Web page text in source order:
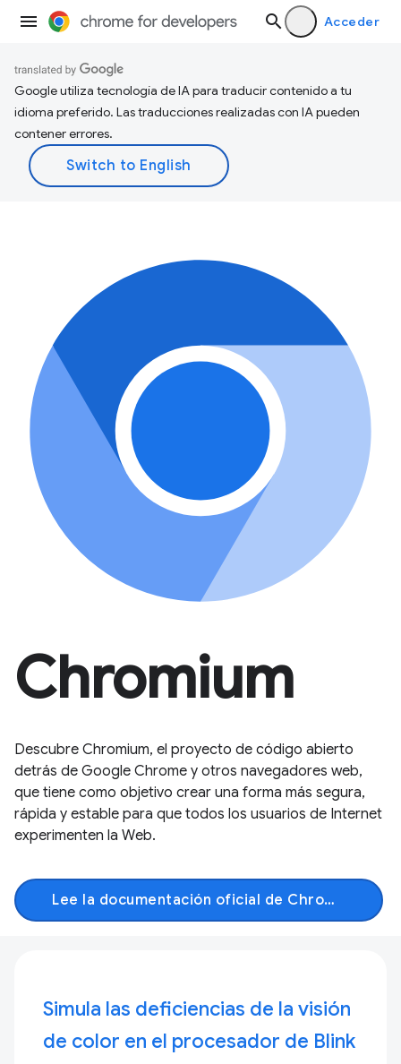
Acceder
Google utiliza tecnología de IA para traducir contenido a tu
idioma preferido. Las traducciones realizadas con IA pueden
contener errores.
Chromium
Descubre Chromium, el proyecto de código abierto
detrás de Google Chrome y otros navegadores web,
que tiene como objetivo crear una forma más segura,
rápida y estable para que todos los usuarios de Internet
experimenten la Web.
Lee la documentación oficial de Chromium
Simula las deficiencias de la visión
de color en el procesador de Blink